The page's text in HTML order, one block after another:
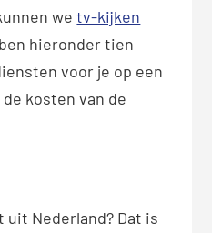
wetv-kijken
hieronder tien
voor je op een
kosten van de
Nederland? Dat is